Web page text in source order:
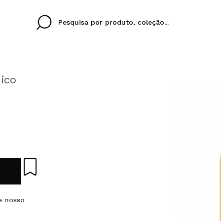
Eu não tenho uma
Ao criar uma conta
rapidamente, verificar
IDIOMA
nosso
colori